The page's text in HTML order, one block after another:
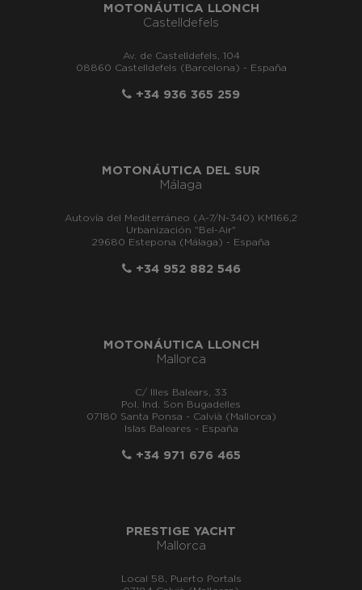
MOTONÁUTICA LLONCH
Castelldefels
Av. de Castelldefels, 104
08860 Castelldefels (Barcelona) - España
+34 936 365 259
MOTONÁUTICA DEL SUR
Málaga
Autovía del Mediterráneo (A-7/N-340) KM166,2
Urbanización "Bel-Air"
29680 Estepona (Málaga) - España
+34 952 882 546
MOTONÁUTICA LLONCH
Mallorca
C/ Illes Balears, 33
Pol. Ind. Son Bugadelles
07180 Santa Ponsa - Calvià (Mallorca)
Islas Baleares - España
+34 971 676 465
PRESTIGE YACHT
Mallorca
Local 58, Puerto Portals